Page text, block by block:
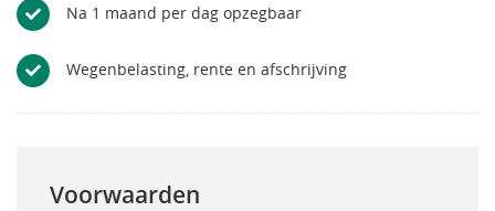
Na 1 maand per dag opzegbaar
Wegenbelasting, rente en afschrijving
Voorwaarden